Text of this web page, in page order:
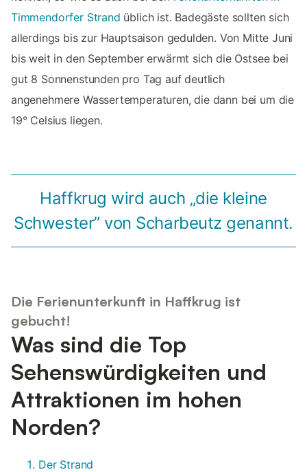
Timmendorfer Strand üblich ist. Badegäste sollten sich
allerdings bis zur Hauptsaison gedulden. Von Mitte Juni
bis weit in den September erwärmt sich die Ostsee bei
gut 8 Sonnenstunden pro Tag auf deutlich
angenehmere Wassertemperaturen, die dann bei um die
19° Celsius liegen.
Haffkrug wird auch „die kleine
Schwester” von Scharbeutz genannt.
Die Ferienunterkunft in Haffkrug ist
gebucht!
Was sind die Top
Sehenswürdigkeiten und
Attraktionen im hohen
Norden?
Der Strand